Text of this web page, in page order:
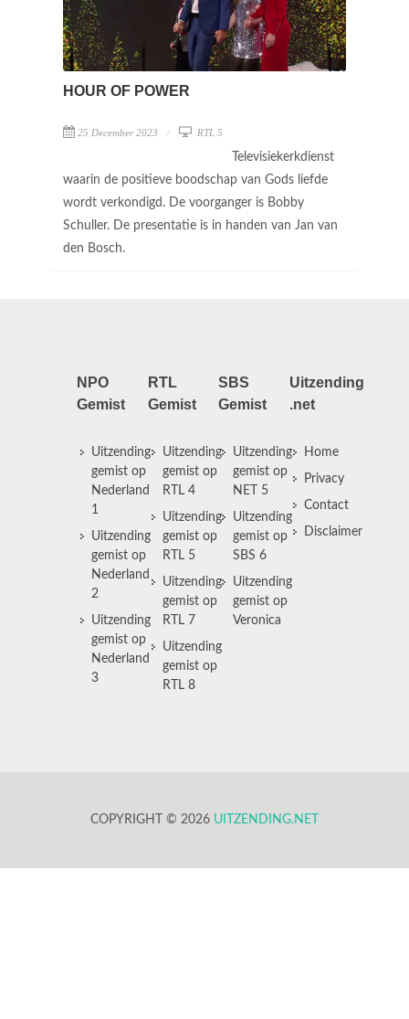
HOUR OF POWER
25 December 2023 RTL 5
Televisiekerkdienst
waarin de positieve boodschap van Gods liefde
wordt verkondigd. De voorganger is Bobby
Schuller. De presentatie is in handen van Jan van
den Bosch.
NPO
Gemist
Uitzending
gemist op
Nederland
1
Uitzending
gemist op
Nederland
2
Uitzending
gemist op
Nederland
3
RTL
Gemist
Uitzending
gemist op
RTL 4
Uitzending
gemist op
RTL 5
Uitzending
gemist op
RTL 7
Uitzending
gemist op
RTL 8
SBS
Gemist
Uitzending
gemist op
NET 5
Uitzending
gemist op
SBS 6
Uitzending
gemist op
Veronica
Uitzending
.net
Home
Privacy
Contact
Disclaimer
COPYRIGHT © 2026 UITZENDING.NET